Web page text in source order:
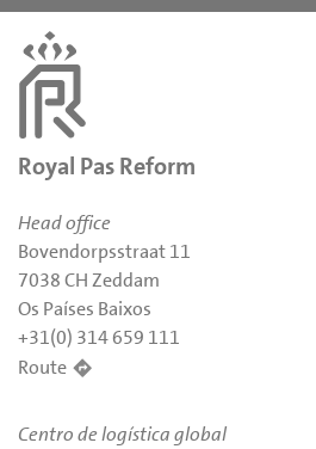
Royal Pas Reform
Head office
Bovendorpsstraat 11
7038 CH Zeddam
Os Países Baixos
+31(0) 314 659 111
Route
Centro de logística global